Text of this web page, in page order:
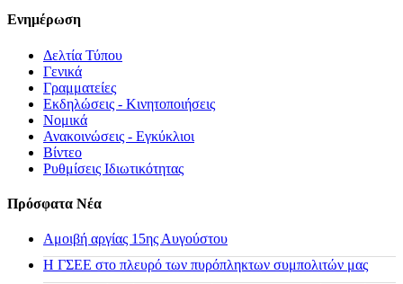
Ενημέρωση
Δελτία Τύπου
Γενικά
Γραμματείες
Εκδηλώσεις - Κινητοποιήσεις
Νομικά
Ανακοινώσεις - Εγκύκλιοι
Βίντεο
Ρυθμίσεις Ιδιωτικότητας
Πρόσφατα Νέα
Αμοιβή αργίας 15ης Αυγούστου
H ΓΣΕΕ στο πλευρό των πυρόπληκτων συμπολιτών μας